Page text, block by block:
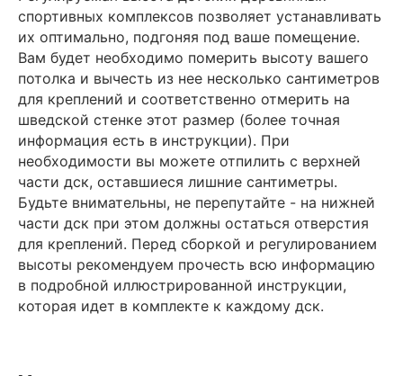
спортивных комплексов позволяет устанавливать
их оптимально, подгоняя под ваше помещение.
Вам будет необходимо померить высоту вашего
потолка и вычесть из нее несколько сантиметров
для креплений и соответственно отмерить на
шведской стенке этот размер (более точная
информация есть в инструкции). При
необходимости вы можете отпилить с верхней
части дск, оставшиеся лишние сантиметры.
Будьте внимательны, не перепутайте - на нижней
части дск при этом должны остаться отверстия
для креплений. Перед сборкой и регулированием
высоты рекомендуем прочесть всю информацию
в подробной иллюстрированной инструкции,
которая идет в комплекте к каждому дск.